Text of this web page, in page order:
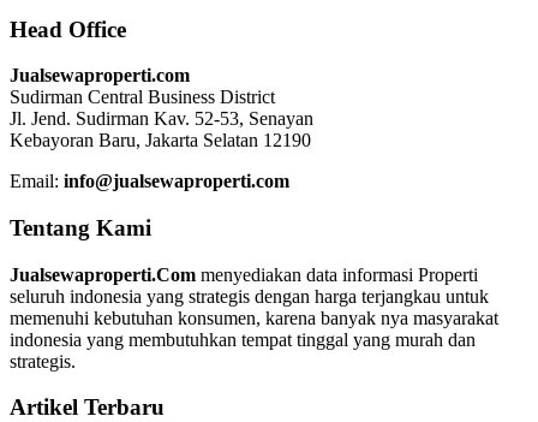
Head Office
Jualsewaproperti.com
Sudirman Central Business District
Jl. Jend. Sudirman Kav. 52-53, Senayan
Kebayoran Baru, Jakarta Selatan 12190
Email: info@jualsewaproperti.com
Tentang Kami
Jualsewaproperti.Com menyediakan data informasi Properti
seluruh indonesia yang strategis dengan harga terjangkau untuk
memenuhi kebutuhan konsumen, karena banyak nya masyarakat
indonesia yang membutuhkan tempat tinggal yang murah dan
strategis.
Artikel Terbaru